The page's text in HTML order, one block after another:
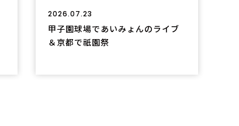
2026.07.23
甲子園球場であいみょんのライブ
＆京都で祇園祭